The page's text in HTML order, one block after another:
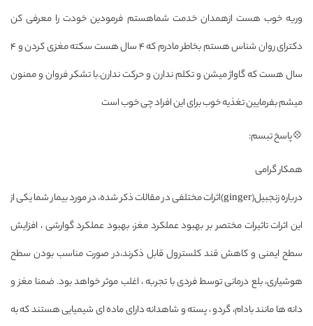
وریه خوب هست ازهمدان خدمت شماهستم فرمودین خودت را معرفی کن
دکترای روان شناس هستم بخاطر مادرم که ۴ سال هست سکته مغزی کردن و ۴
سال هست که گاواژ میشن و تکلم ندارن و حرکت ندارن.با تشکر فروان و ممنون
میشم بفرمایین تغذیه خوب برای این افراد چی خوب است
💠پاسخ تبسم:
همکار گرامی
درباره زنجبیل(ginger)اثرات مختلفی در مقالات ذکر شده، در مورد بیمار شما یکی از
این اثرات تاثیرات مختصر بر بهبود عملکرد مغز، بهبود عملکرد گوارشی ، افزایش
سطح ایمنی و کاهش قند کلسترول قابل ذکرند،در صورت مناسب بودن سطح
هوشیاری، بلع درمانی توسط فردی با تجربه ، اغلب موثر خواهد بود. ضمنا مغز و
دانه ها مانند بادام، گردو ، پسته و شاهدانه دارای ماده ای شیمیایی هستند که به